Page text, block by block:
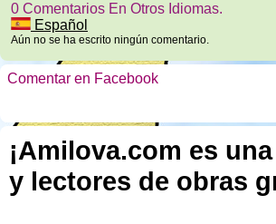
0 Comentarios En Otros Idiomas.
Español
Aún no se ha escrito ningún comentario.
Comentar en Facebook
¡Amilova.com es
y lectores de obras